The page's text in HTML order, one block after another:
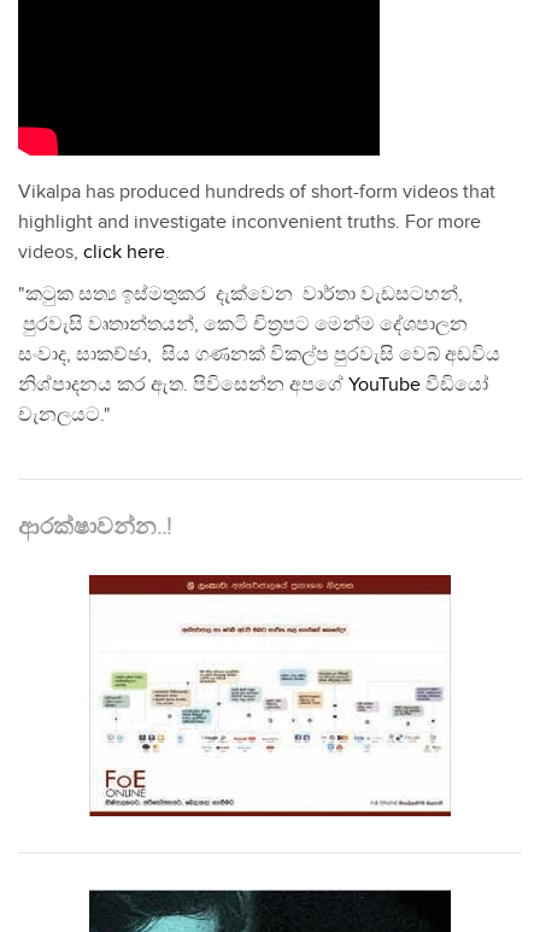
Vikalpa has produced hundreds of short-form videos that
highlight and investigate inconvenient truths. For more
videos, click here.
"කටුක සත්‍ය ඉස්මතුකර දැක්වෙන වාර්තා වැඩසටහන්,
පුරවැසි වෘතාන්තයන්, කෙටි චිත්‍රපට මෙන්ම දේශපාලන
සංවාද, සාකච්ඡා, සිය ගණනක් විකල්ප පුරවැසි වෙබ් අඩවිය
නිශ්පාදනය කර ඇත. පිවිසෙන්න අපගේ YouTube වීඩියෝ
චැනලයට."
ආරක්ෂාවන්න..!